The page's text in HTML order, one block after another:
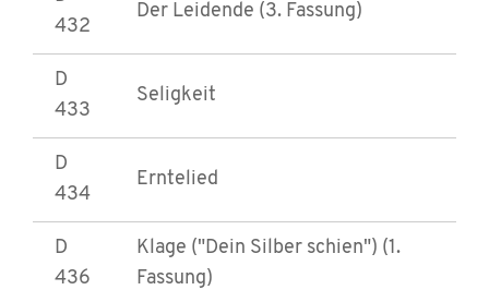
432
Der Leidende (3. Fassung)
D
433
Seligkeit
D
434
Erntelied
D
436
Klage ("Dein Silber schien") (1.
Fassung)